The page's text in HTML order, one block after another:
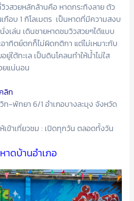
วสวยหลักล้านคือ หาดกระทิงลาย ตัว
กือบ 1 กิโลเมตร เป็นหาดที่มีความสงบ
งเล่น เดินชายหาดชมวิวสวยๆได้แบบ
าทิตย์ตกก็ไม่ผิดกติกา แต่ไม่เหมาะกับ
ใต้ทะเล เป็นดินโคลนทำให้น้ำไม่ใส
ยแน่นอน
ลิก
ท-พัทยา 6/1 อำเภอบางละมุง จังหวัด
เข้าเที่ยวชม : เปิดทุกวัน ตลอดทั้งวัน
าดบ้านอำเภอ